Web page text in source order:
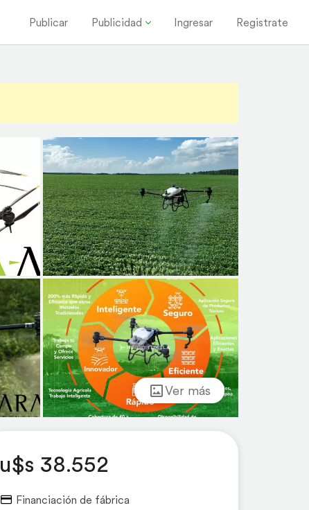
Publicar Publicidad Ingresar Registrate
Ver más
u$s 38.552
Financiación de fábrica